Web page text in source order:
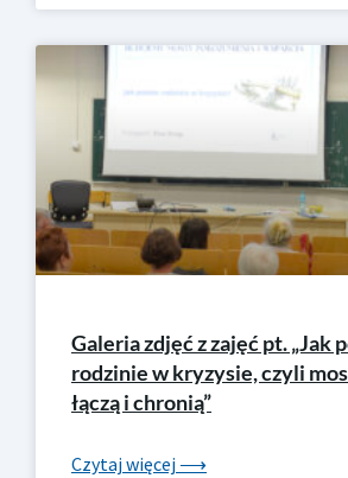
Galeria zdjęć z zajęć pt. „Jak
rodzinie w kryzysie, czyli
łączą i chronią”
Czytaj więcej ⟶